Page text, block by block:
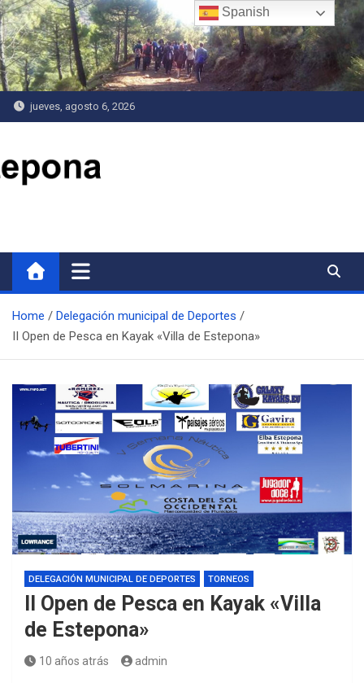
Saltar
al
contenido
jueves, agosto 6, 2026
Home
Delegación municipal de Deportes
II Open de Pesca en Kayak «Villa de Estepona»
DELEGACIÓN MUNICIPAL DE DEPORTES TORNEOS
II Open de Pesca en Kayak «Villa
de Estepona»
10 años atrás admin
Spanish